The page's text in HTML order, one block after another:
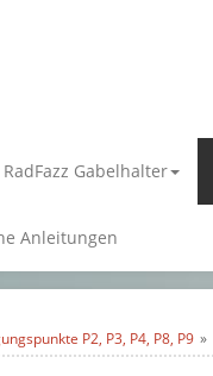
RadFazz Gabelhalter
Anleitungen
P2, P3, P4, P8, P9